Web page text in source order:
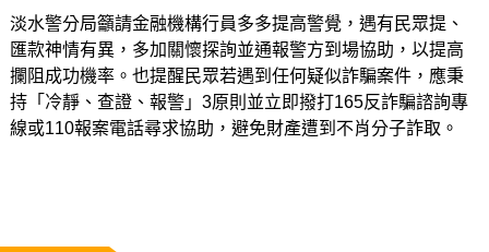
淡水警分局籲請金融機構行員多多提高警覺，遇有民眾提、
匯款神情有異，多加關懷探詢並通報警方到場協助，以提高
攔阻成功機率。也提醒民眾若遇到任何疑似詐騙案件，應秉
持「冷靜、查證、報警」3原則並立即撥打165反詐騙諮詢專
線或110報案電話尋求協助，避免財產遭到不肖分子詐取。